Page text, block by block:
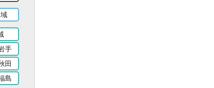
手
田
島